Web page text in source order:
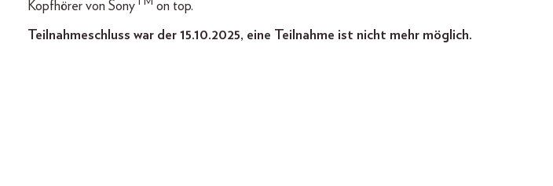
Kopfhörer von Sony
on top.
Teilnahmeschluss war der 15.10.2025, eine Teilnahme ist nicht mehr möglich.